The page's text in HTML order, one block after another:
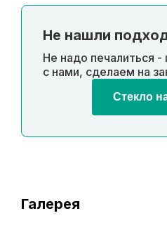
Не нашли
Не надо печалиться
с нами, сделаем на
Стекло
Галерея